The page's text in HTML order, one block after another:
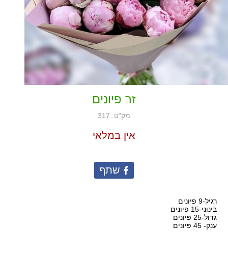
זר פיונים
מק"ט: 317
אין במלאי
שתף
רגיל-9 פיונים
בינוני-15 פיונים
גדול-25 פיונים
ענק- 45 פיונים